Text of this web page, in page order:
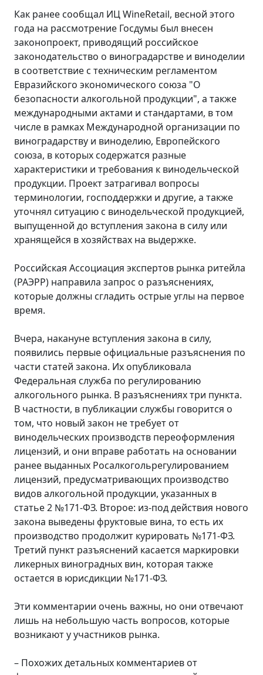
Как ранее сообщал ИЦ WineRetail, весной этого
года на рассмотрение Госдумы был внесен
законопроект, приводящий российское
законодательство о виноградарстве и виноделии
в соответствие с техническим регламентом
Евразийского экономического союза "О
безопасности алкогольной продукции", а также
международными актами и стандартами, в том
числе в рамках Международной организации по
виноградарству и виноделию, Европейского
союза, в которых содержатся разные
характеристики и требования к винодельческой
продукции. Проект затрагивал вопросы
терминологии, господдержки и другие, а также
уточнял ситуацию с винодельческой продукцией,
выпущенной до вступления закона в силу или
хранящейся в хозяйствах на выдержке.
Российская Ассоциация экспертов рынка ритейла
(РАЭРР) направила запрос о разъяснениях,
которые должны сгладить острые углы на первое
время.
Вчера, накануне вступления закона в силу,
появились первые официальные разъяснения по
части статей закона. Их опубликовала
Федеральная служба по регулированию
алкогольного рынка. В разъяснениях три пункта.
В частности, в публикации службы говорится о
том, что новый закон не требует от
винодельческих производств переоформления
лицензий, и они вправе работать на основании
ранее выданных Росалкогольрегулированием
лицензий, предусматривающих производство
видов алкогольной продукции, указанных в
статье 2 №171-ФЗ. Второе: из-под действия нового
закона выведены фруктовые вина, то есть их
производство продолжит курировать №171-ФЗ.
Третий пункт разъяснений касается маркировки
ликерных виноградных вин, которая также
остается в юрисдикции №171-ФЗ.
Эти комментарии очень важны, но они отвечают
лишь на небольшую часть вопросов, которые
возникают у участников рынка.
– Похожих детальных комментариев от